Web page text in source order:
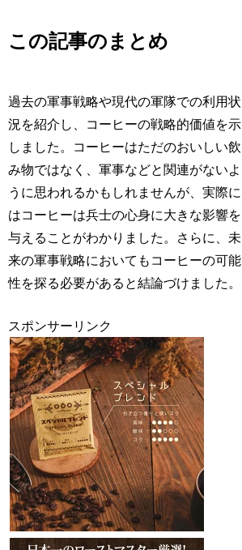
この記事のまとめ
過去の軍事戦略や現代の軍隊での利用状
況を紹介し、コーヒーの戦略的価値を示
しました。コーヒーはただのおいしい飲
み物ではなく、軍事などと関連がないよ
うに思われるかもしれませんが、実際に
はコーヒーは兵士の心身に大きな影響を
与えることがわかりました。さらに、未
来の軍事戦略においてもコーヒーの可能
性を探る必要があると結論づけました。
スポンサーリンク